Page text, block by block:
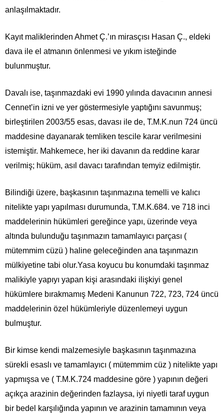
anlaşılmaktadır.
Kayıt maliklerinden Ahmet Ç.’ın mirasçısı Hasan Ç., eldeki
dava ile el atmanın önlenmesi ve yıkım isteğinde
bulunmuştur.
Davalı ise, taşınmazdaki evi 1990 yılında davacının annesi
Cennet’in izni ve yer göstermesiyle yaptığını savunmuş;
birleştirilen 2003/55 esas, davası ile de, T.M.K.nun 724 üncü
maddesine dayanarak temliken tescile karar verilmesini
istemiştir. Mahkemece, her iki davanın da reddine karar
verilmiş; hüküm, asıl davacı tarafından temyiz edilmiştir.
Bilindiği üzere, başkasının taşınmazına temelli ve kalıcı
nitelikte yapı yapılması durumunda, T.M.K.684. ve 718 inci
maddelerinin hükümleri gereğince yapı, üzerinde veya
altında bulunduğu taşınmazın tamamlayıcı parçası (
mütemmim cüzü ) haline geleceğinden ana taşınmazın
mülkiyetine tabi olur.Yasa koyucu bu konumdaki taşınmaz
malikiyle yapıyı yapan kişi arasındaki ilişkiyi genel
hükümlere bırakmamış Medeni Kanunun 722, 723, 724 üncü
maddelerinin özel hükümleriyle düzenlemeyi uygun
bulmuştur.
Bir kimse kendi malzemesiyle başkasının taşınmazına
sürekli esaslı ve tamamlayıcı ( mütemmim cüz ) nitelikte yapı
yapmışsa ve ( T.M.K.724 maddesine göre ) yapının değeri
açıkça arazinin değerinden fazlaysa, iyi niyetli taraf uygun
bir bedel karşılığında yapının ve arazinin tamamının veya